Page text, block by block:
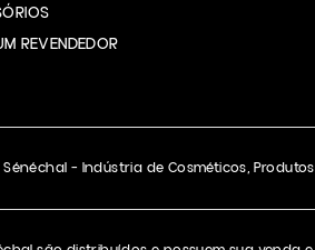
REVENDEDOR
Sénéchal – Indústria de Cosméticos,